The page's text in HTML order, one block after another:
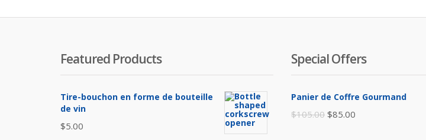
Featured Products
Tire-bouchon en forme de bouteille
de vin
$5.00
Special Offers
Panier de Coffre Gourmand
$105.00 Original
$85.00